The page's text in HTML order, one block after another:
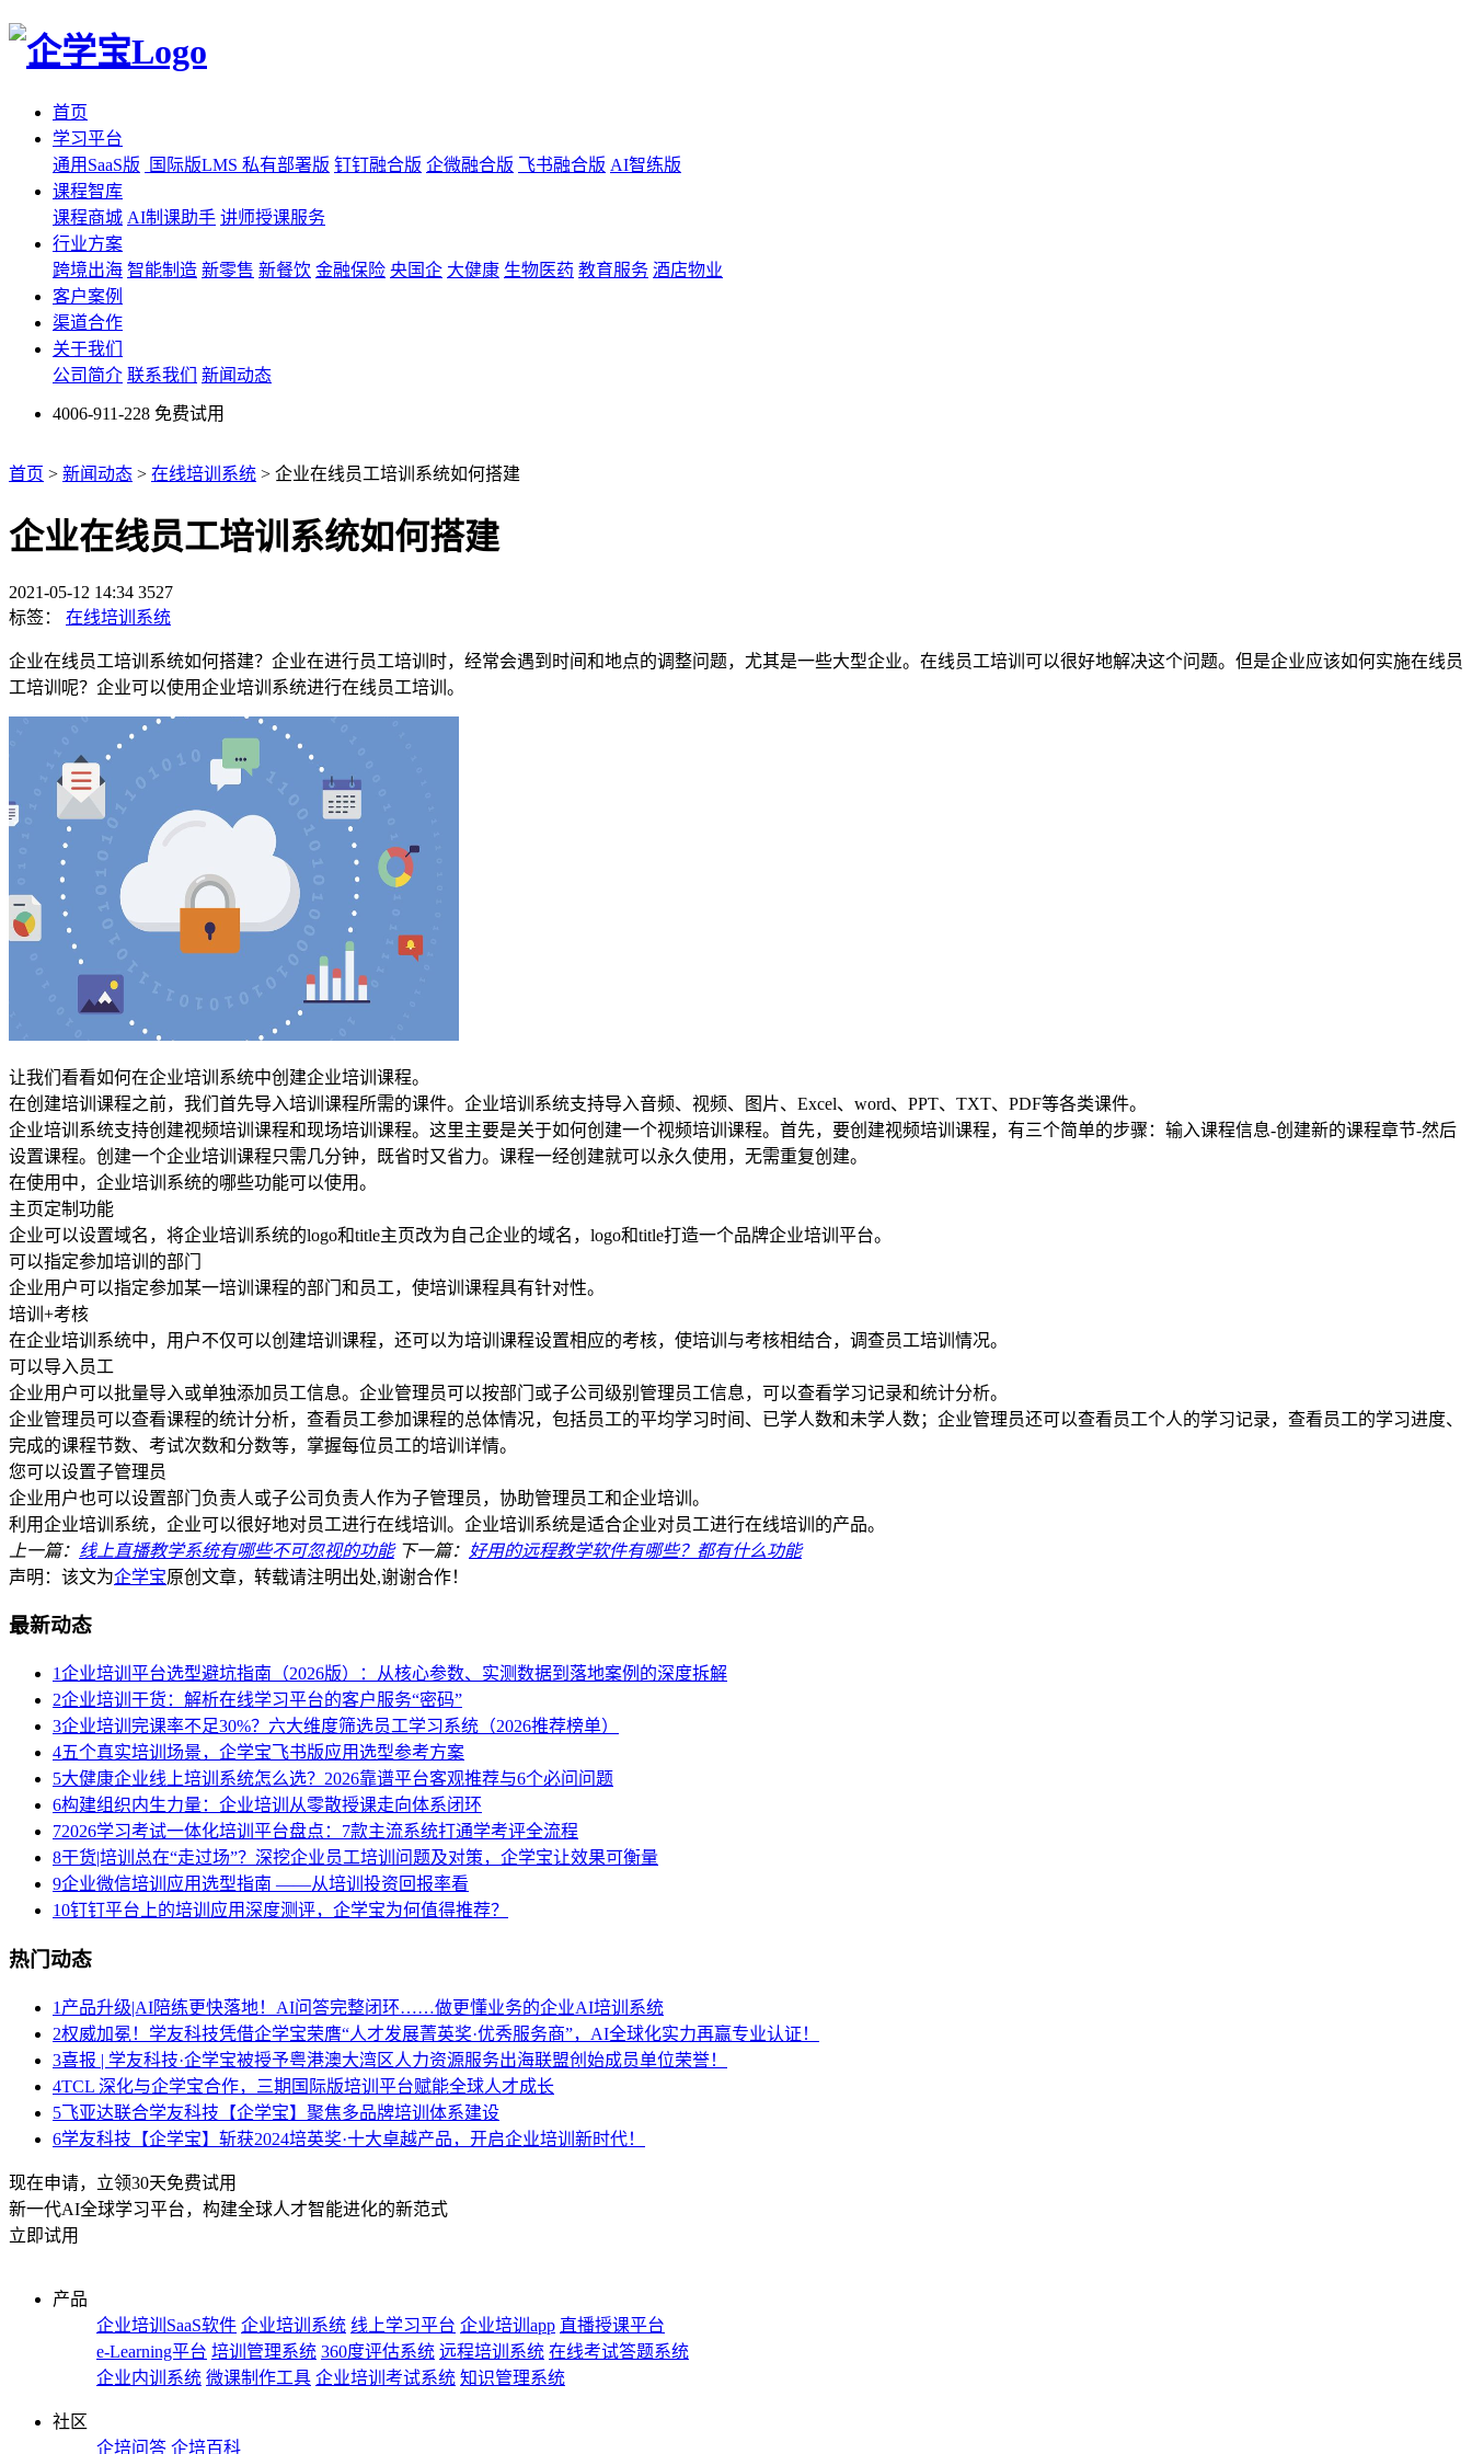
首页
学习平台
通用SaaS版
国际版LMS 私有部署版 钉钉融合版 企微融合版 飞书融合版 AI智练版
课程智库
课程商城 AI制课助手 讲师授课服务
行业方案
跨境出海 智能制造 新零售 新餐饮 金融保险 央国企 大健康 生物医药 教育服务 酒店物业
客户案例
渠道合作
关于我们
公司简介 联系我们 新闻动态
4006-911-228 免费试用
首页 > 新闻动态 > 在线培训系统 > 企业在线员工培训系统如何搭建
企业在线员工培训系统如何搭建
2021-05-12 14:34 3527
标签：
在线培训系统
企业在线员工培训系统如何搭建？企业在进行员工培训时，经常会遇到时间和地点的调整问题，尤其是一些大型企业。在线员工培训可以很好地解决这个问题。但是企业应该如何实施在线员
工培训呢？企业可以使用企业培训系统进行在线员工培训。
让我们看看如何在企业培训系统中创建企业培训课程。
在创建培训课程之前，我们首先导入培训课程所需的课件。企业培训系统支持导入音频、视频、图片、Excel、word、PPT、TXT、PDF等各类课件。
企业培训系统支持创建视频培训课程和现场培训课程。这里主要是关于如何创建一个视频培训课程。首先，要创建视频培训课程，有三个简单的步骤：输入课程信息-创建新的课程章节-然后
设置课程。创建一个企业培训课程只需几分钟，既省时又省力。课程一经创建就可以永久使用，无需重复创建。
在使用中，企业培训系统的哪些功能可以使用。
主页定制功能
企业可以设置域名，将企业培训系统的logo和title主页改为自己企业的域名，logo和title打造一个品牌企业培训平台。
可以指定参加培训的部门
企业用户可以指定参加某一培训课程的部门和员工，使培训课程具有针对性。
培训+考核
在企业培训系统中，用户不仅可以创建培训课程，还可以为培训课程设置相应的考核，使培训与考核相结合，调查员工培训情况。
可以导入员工
企业用户可以批量导入或单独添加员工信息。企业管理员可以按部门或子公司级别管理员工信息，可以查看学习记录和统计分析。
企业管理员可以查看课程的统计分析，查看员工参加课程的总体情况，包括员工的平均学习时间、已学人数和未学人数；企业管理员还可以查看员工个人的学习记录，查看员工的学习进度、
完成的课程节数、考试次数和分数等，掌握每位员工的培训详情。
您可以设置子管理员
企业用户也可以设置部门负责人或子公司负责人作为子管理员，协助管理员工和企业培训。
利用企业培训系统，企业可以很好地对员工进行在线培训。企业培训系统是适合企业对员工进行在线培训的产品。
上一篇： 线上直播教学系统有哪些不可忽视的功能 下一篇： 好用的远程教学软件有哪些？都有什么功能
声明：该文为企学宝原创文章，转载请注明出处,谢谢合作！
最新动态
1企业培训平台选型避坑指南（2026版）：从核心参数、实测数据到落地案例的深度拆解
2企业培训干货：解析在线学习平台的客户服务“密码”
3企业培训完课率不足30%？六大维度筛选员工学习系统（2026推荐榜单）
4五个真实培训场景，企学宝飞书版应用选型参考方案
5大健康企业线上培训系统怎么选？2026靠谱平台客观推荐与6个必问问题
6构建组织内生力量：企业培训从零散授课走向体系闭环
72026学习考试一体化培训平台盘点：7款主流系统打通学考评全流程
8干货|培训总在“走过场”？深挖企业员工培训问题及对策，企学宝让效果可衡量
9企业微信培训应用选型指南 ——从培训投资回报率看
10钉钉平台上的培训应用深度测评，企学宝为何值得推荐？
热门动态
1 产品升级|AI陪练更快落地！AI问答完整闭环……做更懂业务的企业AI培训系统
2权威加冕！学友科技凭借企学宝荣膺“人才发展菁英奖·优秀服务商”，AI全球化实力再赢专业认证！
3喜报 | 学友科技·企学宝被授予粤港澳大湾区人力资源服务出海联盟创始成员单位荣誉！
4TCL 深化与企学宝合作，三期国际版培训平台赋能全球人才成长
5飞亚达联合学友科技【企学宝】聚焦多品牌培训体系建设
6学友科技【企学宝】斩获2024培英奖·十大卓越产品，开启企业培训新时代！
现在申请，立领30天免费试用
新一代AI全球学习平台，构建全球人才智能进化的新范式
立即试用
产品
企业培训SaaS软件 企业培训系统 线上学习平台 企业培训app 直播授课平台
e-Learning平台 培训管理系统 360度评估系统 远程培训系统 在线考试答题系统
企业内训系统 微课制作工具 企业培训考试系统 知识管理系统
社区
企培问答 企培百科